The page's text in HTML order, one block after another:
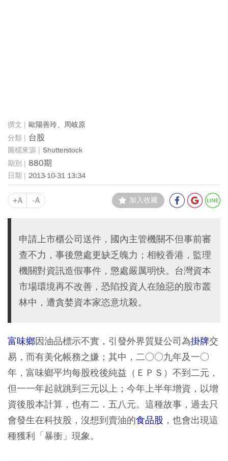
歐陽善玲、周岐原
台股
Shutterstock
880期
2013-10-31 13:34
+A -A 加入收藏
申請上市櫃公司送件，國內主管機關不但事前審
查不力，事後懲處更缺乏魄力；相較香港，監理
機關對資訊造假事件，懲處嚴厲明快。台灣資本
市場環境再不改善，恐陷投資人在險惡的股市叢
林中，遭貪婪資本家恣意坑殺。
富味鄉因油品標示不實，引發外界質疑公司為掛牌交
易，而有美化帳務之嫌；其中，二○○九年及一○
年，富味鄉平均每股稅後純益（ＥＰＳ）不到二元，
但一一年起就跳到三元以上；今年上半年增資，以增
資後股本計算，也有二．五八元。這種故事，過去只
會發生在科技股，沒想到賣油的食品股 ，也會出現這
種獲利「暴衝」現象。